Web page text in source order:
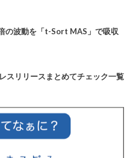
の波動を「t-Sort MAS」で吸収
スリリースまとめてチェック一覧